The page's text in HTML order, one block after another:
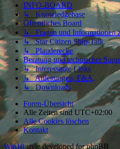
INFO-BOARD
↳ Knowledgebase
Öffentliches Board
↳ Fragen und Informationen
↳ Star Citizen Ship-Talk
↳ Plauderecke
Beratung und technischer
↳ Interessante Links
↳ Anleitungen, F&A,
↳ Downloads
Foren-Übersicht
Alle Zeiten sind UTC+02:00
Alle Cookies löschen
Kontakt
Win10style developed for phpBB